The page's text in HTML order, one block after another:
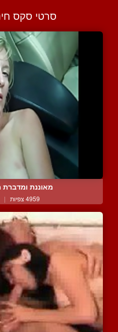
סרטי סקס
מאוננת ומדברת
4959 צפיות |